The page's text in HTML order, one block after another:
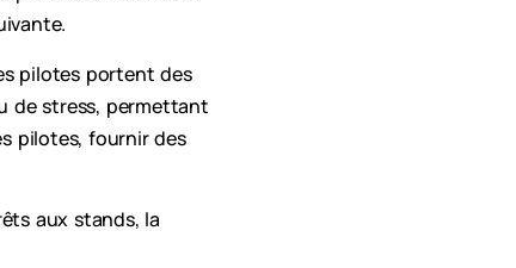
pilotes portent des
de stress, permettant
pilotes, fournir des
aux stands, la